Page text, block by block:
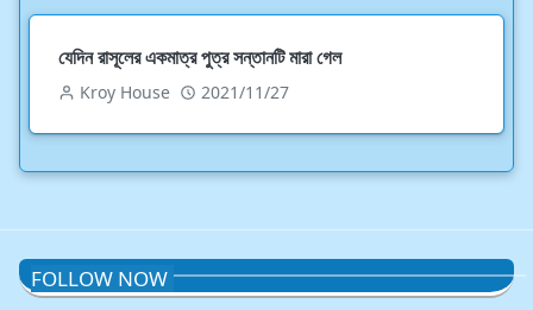
যেদিন রাসূলের একমাত্র পুত্র সন্তানটি মারা গেল
Kroy House 2021/11/27
FOLLOW NOW